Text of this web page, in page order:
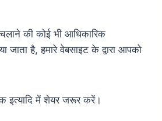
की कोई भी आधिकारिक
जाता है, हमारे वेबसाइट के द्वारा आपको
इत्यादि में शेयर जरूर करें।